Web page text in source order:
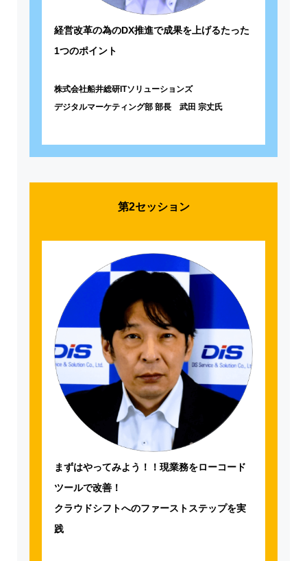
経営改革の為のDX推進で成果を上げるたった
1つのポイント
株式会社船井総研ITソリューションズ
デジタルマーケティング部 部長 武田 宗丈氏
第2セッション
まずはやってみよう！！現業務をローコード
ツールで改善！
クラウドシフトへのファーストステップを実
践